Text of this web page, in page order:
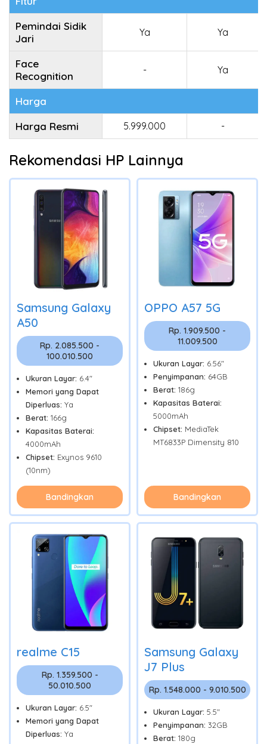
Pemindai Sidik
Jari
Ya Ya
Face
Recognition
- Ya
Harga
Harga Resmi
5.999.000 -
Rekomendasi HP Lainnya
Samsung Galaxy
A50
Rp. 2.085.500 -
100.010.500
Ukuran Layar: 6.4"
Memori yang Dapat
Diperluas: Ya
Berat: 166g
Kapasitas Baterai:
4000mAh
Chipset: Exynos 9610
(10nm)
Bandingkan
OPPO A57 5G
Rp. 1.909.500 -
11.009.500
Ukuran Layar: 6.56"
Penyimpanan: 64GB
Berat: 186g
Kapasitas Baterai:
5000mAh
Chipset: MediaTek
MT6833P Dimensity 810
Bandingkan
realme C15
Rp. 1.359.500 -
50.010.500
Ukuran Layar: 6.5"
Memori yang Dapat
Diperluas: Ya
Samsung Galaxy
J7 Plus
Rp. 1.548.000 - 9.010.500
Ukuran Layar: 5.5"
Penyimpanan: 32GB
Berat: 180g